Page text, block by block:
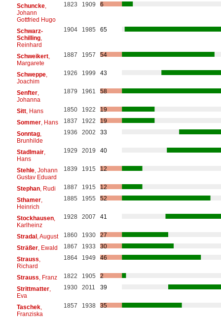
Schuncke,
Johann
Gottfried Hugo
1823 1909 6
Schwarz-
Schilling,
Reinhard
1904 1985 65
Schweikert,
Margarete
1887 1957 54
Schweppe,
Joachim
1926 1999 43
Senfter,
Johanna
1879 1961 58
Sitt, Hans 1850 1922
19
Sommer, Hans 1837 1922
19
Sonntag,
Brunhilde
1936 2002 33
Stadlmair,
Hans
1929 2019 40
Stehle, Johann
Gustav Eduard
1839 1915 12
Stephan, Rudi 1887 1915
12
Sthamer,
Heinrich
1885 1955 52
Stockhausen,
Karlheinz
1928 2007 41
Stradal, August 1860 1930
27
Sträßer, Ewald 1867 1933
30
Strauss
Richard
1864 1949 46
Strauss , Franz 1822 1905
2
Strittmatter,
Eva
1930 2011 39
Taschek,
Franziska
1857 1938 35